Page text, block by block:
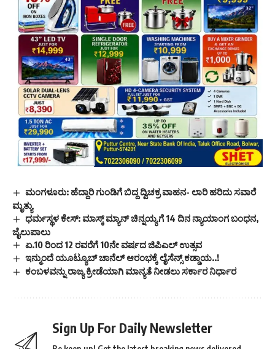
ಮಂಗಳೂರು: ಹೆದ್ದಾರಿ ಗುಂಡಿಗೆ ಬಿದ್ದ ದ್ವಿಚಕ್ರ ವಾಹನ- ಲಾರಿ ಹರಿದು ಸವಾರೆ
ಮೃತ್ಯು
ಧರ್ಮಸ್ಥಳ ಕೇಸ್: ಮಾಸ್ಕ್ ಮ್ಯಾನ್ ಚಿನ್ನಯ್ಯಗೆ 14 ದಿನ ನ್ಯಾಯಾಂಗ ಬಂಧನ,
ಜೈಲುಪಾಲು
ಏ.10 ರಿಂದ 12 ರವರೆಗೆ 10ನೇ ವರ್ಷದ ಜಿಪಿಎಲ್ ಉತ್ಸವ
ಇನ್ಮುಂದೆ ಯೂಟ್ಯೂಬ್ ಚಾನೆಲ್ ಆರಂಭಕ್ಕೆ ಲೈಸೆನ್ಸ್ ಕಡ್ಡಾಯ..!
ಕಂಬಳವನ್ನು ರಾಜ್ಯ ಕ್ರೀಡೆಯಾಗಿ ಮಾನ್ಯತೆ ನೀಡಲು ಸರ್ಕಾರ ನಿರ್ಧಾರ
Sign Up For Daily Newsletter